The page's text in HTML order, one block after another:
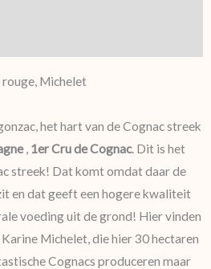
Michelet
het hart van de Cognac streek
, 1er Cru de Cognac. Dit is het
streek! Dat komt omdat daar de
en dat geeft een hogere kwaliteit
voeding uit de grond! Hier vinden
Michelet, die hier 30 hectaren
Cognacs produceren maar